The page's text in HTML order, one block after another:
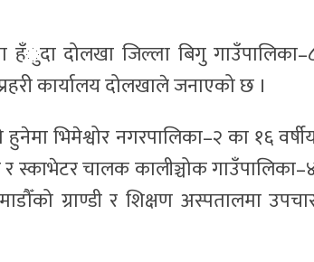
हँुदा दोलखा जिल्ला बिगु
कार्यालय दोलखाले जनाएको छ ।
भिमेश्वोर नगरपालिका–२ का १६
स्काभेटर चालक कालीञ्चोक
ग्राण्डी र शिक्षण अस्पतालमा